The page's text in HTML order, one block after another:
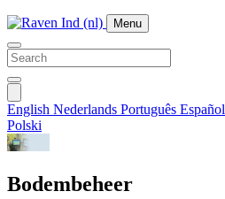
Menu
English Nederlands Português Español
Polski
Bodembeheer